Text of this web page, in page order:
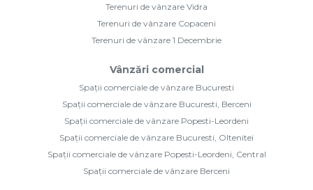
Terenuri de vânzare Vidra
Terenuri de vânzare Copaceni
Terenuri de vânzare 1 Decembrie
Vânzări comercial
Spații comerciale de vânzare Bucuresti
Spații comerciale de vânzare Bucuresti, Berceni
Spații comerciale de vânzare Popesti-Leordeni
Spații comerciale de vânzare Bucuresti, Oltenitei
Spații comerciale de vânzare Popesti-Leordeni, Central
Spații comerciale de vânzare Berceni